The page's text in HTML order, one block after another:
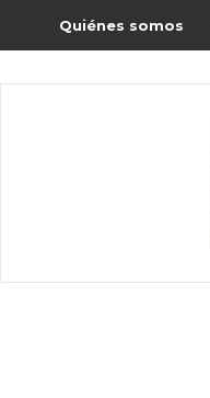
Quiénes somos